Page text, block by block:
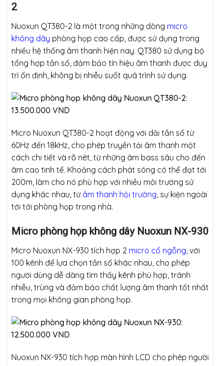
2
Nuoxun QT380-2 là một trong những dòng micro
không dây phòng họp cao cấp, được sử dụng trong
nhiều hệ thống âm thanh hiện nay. QT380 sử dụng bộ
tổng hợp tần số, đảm bảo tín hiệu âm thanh được duy
trì ổn định, không bị nhiễu suốt quá trình sử dụng.
Micro Nuoxun QT380-2 hoạt động với dải tần số từ
60Hz đến 18kHz, cho phép truyền tải âm thanh một
cách chi tiết và rõ nét, từ những âm bass sâu cho đến
âm cao tinh tế. Khoảng cách phát sóng có thể đạt tới
200m, làm cho nó phù hợp với nhiều môi trường sử
dụng khác nhau, từ âm thanh hội trường , sự kiện ngoài
tới tới phòng họp trong nhà.
Micro phòng họp không dây Nuoxun NX-930
Micro Nuoxun NX-930 tích hợp 2 micro cổ ngỗng, với
100 kênh để lựa chọn tần số khác nhau, cho phép
người dùng dễ dàng tìm thấy kênh phù hợp, tránh
nhiễu, trùng và đảm bảo chất lượng âm thanh tốt nhất
trong mọi không gian phòng họp.
Nuoxun NX-930 tích hợp màn hình LCD cho phép người